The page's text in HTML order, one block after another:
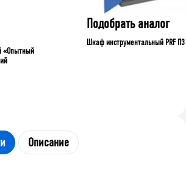
«Опытный
Подобрать аналог
Шкаф инструментальный PRF П3
Описание